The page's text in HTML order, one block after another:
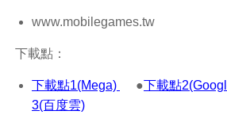
www.mobilegames.tw
下載點：
下載點1(Mega) ●下載點
3(百度雲)